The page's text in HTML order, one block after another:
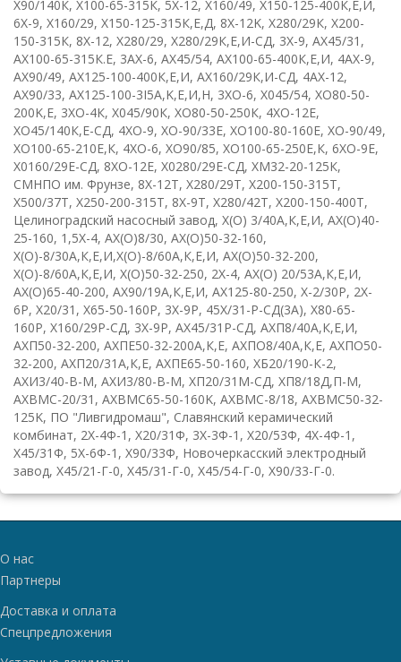
Х90/140К, Х100-65-315К, 5X-12, Х160/49, Х150-125-400К,Е,И,
6X-9, Х160/29, Х150-125-315К,Е,Д, 8X-12K, Х280/29К, Х200-
150-315К, 8X-12, Х280/29, Х280/29К,Е,И-СД, 3Х-9, АХ45/31 ,
АХ100-65-315К.Е, 3АХ-6, АХ45/54, АХ100-65-400К,Е,И, 4АХ-9,
АХ90/49, АХ125-100-400К,Е,И, АХ160/29К,И-СД, 4AX-12,
АХ90/33, AX125-100-3I5A,K,E,И,Н, 3XO-6, Х045/54, XО80-50-
200K,E, 3ХО-4К, Х045/90К, ХО80-50-250К, 4XO-12E,
ХО45/140К,Е-СД, 4XО-9, ХО-90/33Е, ХО100-80-160Е, ХО-90/49,
ХО100-65-210Е,К, 4XО-6, ХО90/85, ХО100-65-250Е,К, 6ХО-9Е,
Х0160/29Е-СД, 8XO-12E, Х0280/29Е-СД, ХМ32-20-125К,
СМНПО им. Фрунзе, 8X-12T, Х280/29Т, Х200-150-315Т,
Х500/37Т, Х250-200-315Т, 8Х-9Т, Х280/42Т, Х200-150-400Т,
Целиноградский насосный завод, Х(О) 3/40А,К,Е,И, АХ(О)40-
25-160, 1,5X-4, АХ(О)8/30, АХ(О)50-32-160,
Х(О)-8/30А,К,Е,И,Х(О)-8/60А,К,Е,И, АХ(О)50-32-200,
Х(О)-8/60А,К,Е,И, Х(О)50-32-250, 2X-4, АХ(О) 20/53А,К,Е,И,
АХ(О)65-40-200, АХ90/19А,К,Е,И, АХ125-80-250, Х-2/30Р, 2X-
6P, Х20/31 , Х65-50-160Р, 3X-9P, 45Х/31-Р-СД(3А), Х80-65-
160Р, Х160/29Р-СД, 3X-9P, АХ45/31Р-СД, АХП8/40А,К,Е,И,
АХП50-32-200, АХПЕ50-32-200А,К,Е, АХПО8/40А,К,Е, АХПО50-
32-200, АХП20/31А,К,Е, АХПЕ65-50-160, ХБ20/190-К-2,
АХИ3/40-В-М, АХИ3/80-В-М, ХП20/31М-СД, ХП8/18Д,П-М,
AXBMC-20/31 , AXBMC65-50-160K, AXBMC-8/18, AXBMC50-32-
125K, ПО "Ливгидромаш", Славянский керамический
комбинат, 2Х-4Ф-1 , Х20/31Ф, 3Х-3Ф-1 , Х20/53Ф, 4Х-4Ф-1 ,
Х45/31Ф, 5Х-6Ф-1 , Х90/33Ф, Новочеркасский электродный
завод, Х45/21-Г-0, Х45/31-Г-0, Х45/54-Г-0, Х90/33-Г-0.
О нас
Партнеры
Доставка и оплата
Спецпредложения